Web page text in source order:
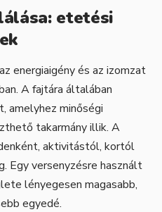
etetési
energiaigény és az izomzat
A fajtára általában
amelyhez minőségi
takarmány illik. A
aktivitástól, kortól
Egy versenyzésre használt
lényegesen magasabb,
egyedé.